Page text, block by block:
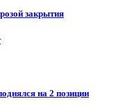
закрытия
на 2 позиции